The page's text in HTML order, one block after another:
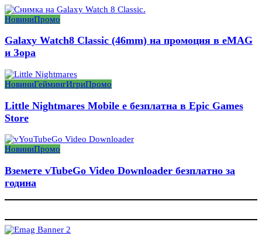
НовиниПромо
Galaxy Watch8 Classic (46mm) на промоция в eMAG
и Зора
НовиниГеймингИгриПромо
Little Nightmares Mobile е безплатна в Epic Games
Store
НовиниПромо
Вземете vTubeGo Video Downloader безплатно за
година